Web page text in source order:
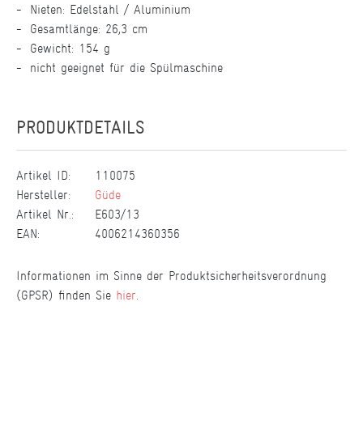
Nieten: Edelstahl / Aluminium
Gesamtlänge: 26,3 cm
Gewicht: 154 g
nicht geeignet für die Spülmaschine
PRODUKTDETAILS
Artikel ID:
110075
Hersteller:
Güde
Artikel Nr.:
E603/13
EAN:
4006214360356
Informationen im Sinne der Produktsicherheitsverordnung
(GPSR) finden Sie hier